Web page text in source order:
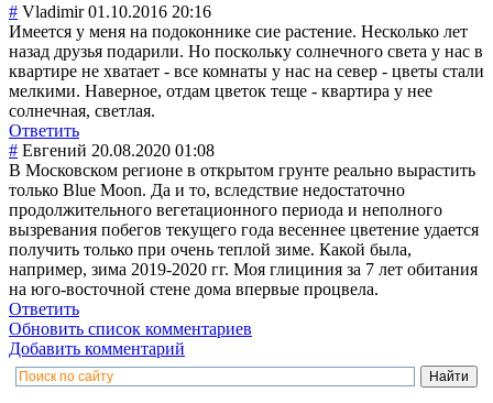
# Vladimir 01.10.2016 20:16
Имеется у меня на подоконнике сие растение. Несколько лет
назад друзья подарили. Но поскольку солнечного света у нас в
квартире не хватает - все комнаты у нас на север - цветы стали
мелкими. Наверное, отдам цветок теще - квартира у нее
солнечная, светлая.
Ответить
# Евгений 20.08.2020 01:08
В Московском регионе в открытом грунте реально вырастить
только Blue Moon. Да и то, вследствие недостаточно
продолжительного вегетационного периода и неполного
вызревания побегов текущего года весеннее цветение удается
получить только при очень теплой зиме. Какой была,
например, зима 2019-2020 гг. Моя глициния за 7 лет обитания
на юго-восточной стене дома впервые процвела.
Ответить
Обновить список комментариев
Добавить комментарий